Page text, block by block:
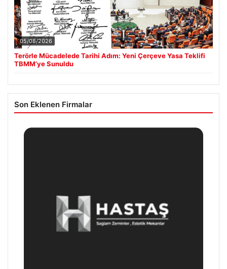
05/08/2026
Terörle Mücadelede Tarihi Adım: Yeni Çerçeve Yasa Teklifi
TBMM’ye Sunuldu
Son Eklenen Firmalar